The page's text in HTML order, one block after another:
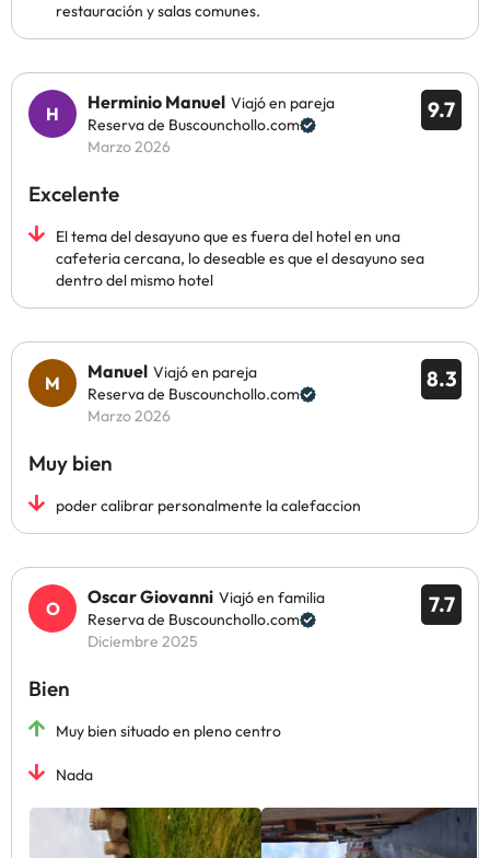
restauración y salas comunes.
9.7
Herminio Manuel Viajó en pareja
Reserva de Buscounchollo.com
Marzo 2026
Excelente
El tema del desayuno que es fuera del hotel en una
cafeteria cercana, lo deseable es que el desayuno sea
dentro del mismo hotel
8.3
Manuel Viajó en pareja
Reserva de Buscounchollo.com
Marzo 2026
Muy bien
poder calibrar personalmente la calefaccion
7.7
Oscar Giovanni Viajó en familia
Reserva de Buscounchollo.com
Diciembre 2025
Bien
Muy bien situado en pleno centro
Nada